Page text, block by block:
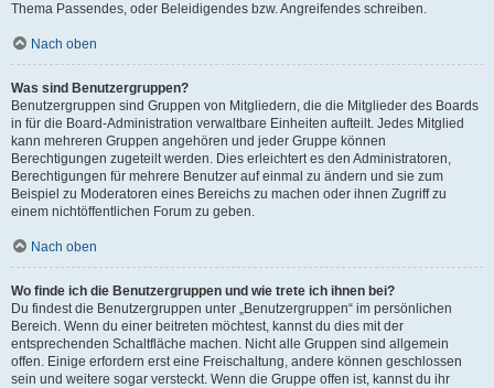
Thema Passendes, oder Beleidigendes bzw. Angreifendes schreiben.
Nach oben
Was sind Benutzergruppen?
Benutzergruppen sind Gruppen von Mitgliedern, die die Mitglieder des Boards
in für die Board-Administration verwaltbare Einheiten aufteilt. Jedes Mitglied
kann mehreren Gruppen angehören und jeder Gruppe können
Berechtigungen zugeteilt werden. Dies erleichtert es den Administratoren,
Berechtigungen für mehrere Benutzer auf einmal zu ändern und sie zum
Beispiel zu Moderatoren eines Bereichs zu machen oder ihnen Zugriff zu
einem nichtöffentlichen Forum zu geben.
Nach oben
Wo finde ich die Benutzergruppen und wie trete ich ihnen bei?
Du findest die Benutzergruppen unter „Benutzergruppen“ im persönlichen
Bereich. Wenn du einer beitreten möchtest, kannst du dies mit der
entsprechenden Schaltfläche machen. Nicht alle Gruppen sind allgemein
offen. Einige erfordern erst eine Freischaltung, andere können geschlossen
sein und weitere sogar versteckt. Wenn die Gruppe offen ist, kannst du ihr